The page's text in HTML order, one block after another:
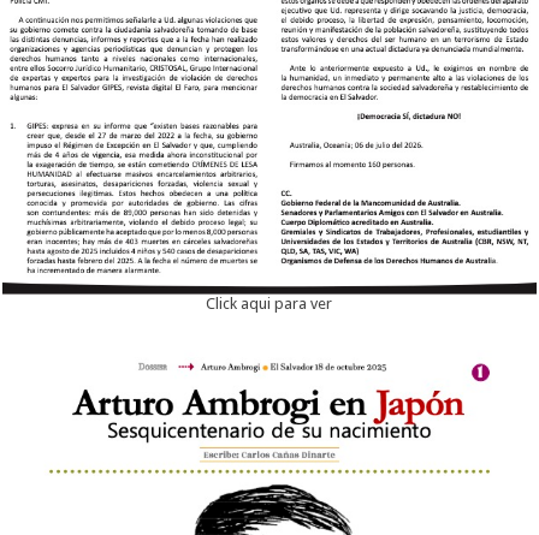
Click aqui para ver